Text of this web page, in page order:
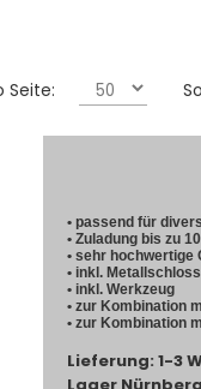
Seite:
• passend für
• Zuladung bis zu
• sehr hochwertige
• inkl.
• inkl. Werkzeug
• zur Kombination
• zur Kombination
Lieferung: 1-3